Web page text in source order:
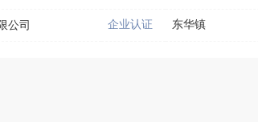
公司 企业认证 东华镇